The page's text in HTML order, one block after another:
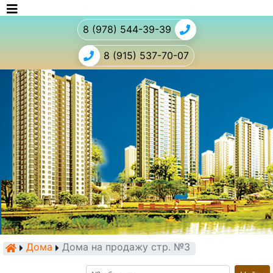
8 (978) 544-39-39
8 (915) 537-70-07
Дома Дома на продажу стр. №3